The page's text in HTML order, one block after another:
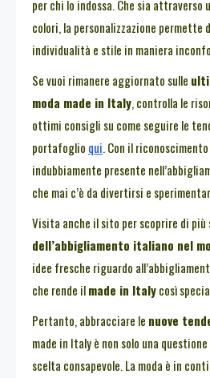
per chi lo indossa. Che sia attraverso
colori, la personalizzazione permette
individualità e stile in maniera
Se vuoi rimanere aggiornato sulle
moda made in Italy, controlla le
ottimi consigli su come seguire le
portafoglio qui. Con il
indubbiamente presente
che mai c’è da divertirsi e
Visita anche il sito per scoprire di più
dell’abbigliamento italiano nel
idee fresche riguardo
che rende ilmade in Italycosì
Pertanto, abbracciare le nuove
made in Italy è non solo una
scelta consapevole. La moda è in